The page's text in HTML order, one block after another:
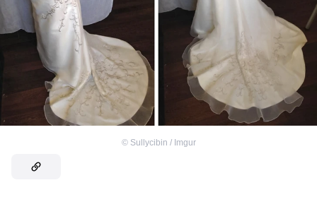
© Sullycibin / Imgur